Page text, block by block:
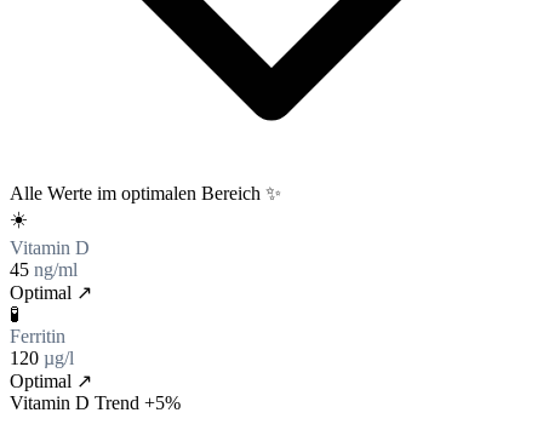
Alle Werte im optimalen Bereich ✨
☀️
Vitamin D
45 ng/ml
Optimal ↗
🧪
Ferritin
120 µg/l
Optimal ↗
Vitamin D Trend +5%